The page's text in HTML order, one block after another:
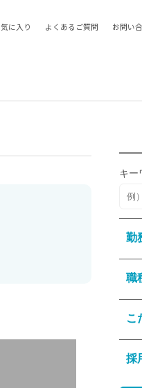
月額固定給25万円
月額固定給20万
駅徒歩10分以内
駅徒歩5分以内
英語力を活かす
土日祝休
初めての転職応援
に入り よくあるご質問 お問い
キー
勤
職
こ
採